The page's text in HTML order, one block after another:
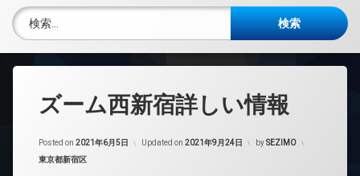
検索:
ズーム西新宿詳しい情報
Posted on 2021年6月5日 Updated on 2021年9月24日 bySEZIMO
カテゴリー:
東京都新宿区